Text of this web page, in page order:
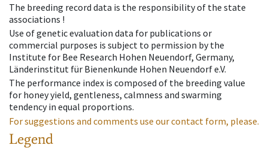
The breeding record data is the responsibility of the state
associations !
Use of genetic evaluation data for publications or
commercial purposes is subject to permission by the
Institute for Bee Research Hohen Neuendorf, Germany,
Länderinstitut für Bienenkunde Hohen Neuendorf e.V.
The performance index is composed of the breeding value
for honey yield, gentleness, calmness and swarming
tendency in equal proportions.
For suggestions and comments use our contact form, please.
Legend